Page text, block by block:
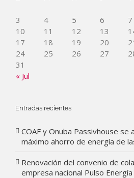
« Jul
3
4 5 6 7
10
11 12 13
17
18 19 20
24
25 26 27
31
Entradas recientes
COAF y Onuba Passivhouse se
máximo ahorro de energía de
Renovación del convenio de
empresa nacional Pulso Energía